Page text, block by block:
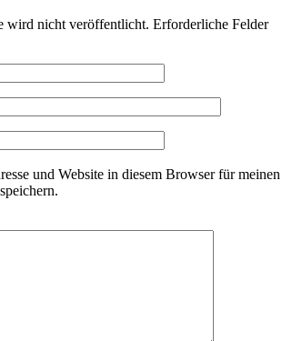
wird nicht veröffentlicht. Erforderliche Felder
und Website in diesem Browser für meinen